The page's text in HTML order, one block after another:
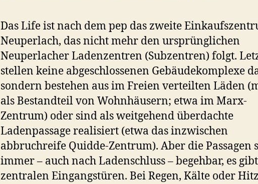
Das Life ist nach dem pep das zweite
Neuperlach, das nicht mehr den ursprünglichen
Neuperlacher Ladenzentren (Subzentren) folgt.
stellen keine abgeschlossenen Gebäudekomplexe
sondern bestehen aus im Freien verteilten Läden
als Bestandteil von Wohnhäusern; etwa im Marx-
Zentrum) oder sind als weitgehend überdachte
Ladenpassage realisiert (etwa das inzwischen
abbruchreife Quidde-Zentrum). Aber die Passagen
immer – auch nach Ladenschluss – begehbar, es
zentralen Eingangstüren. Bei Regen, Kälte oder